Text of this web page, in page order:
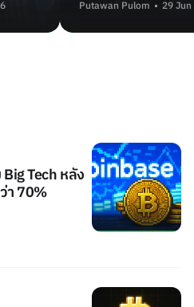
Putawan Pulom 29
Tech หลัง
า 70%